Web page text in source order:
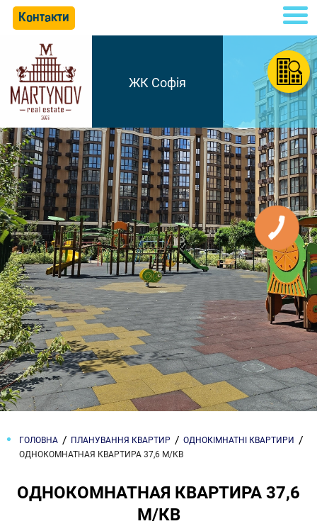
Контакти
ЖК Софія
ГОЛОВНА ПЛАНУВАННЯ КВАРТИР
ОДНОКІМНАТНІ КВАРТИРИ
ОДНОКОМНАТНАЯ КВАРТИРА 37,6 М/КВ
ОДНОКОМНАТНАЯ КВАРТИРА 37,6
М/КВ